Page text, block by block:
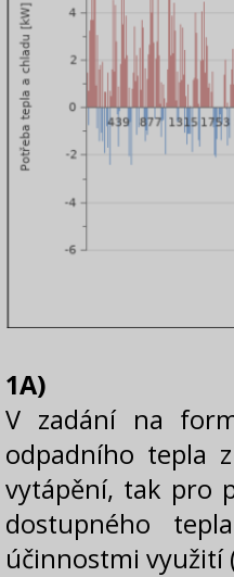
1A)
V zadání na
odpadního tepla
vytápění, tak pro
dostupného
účinnostmi využití